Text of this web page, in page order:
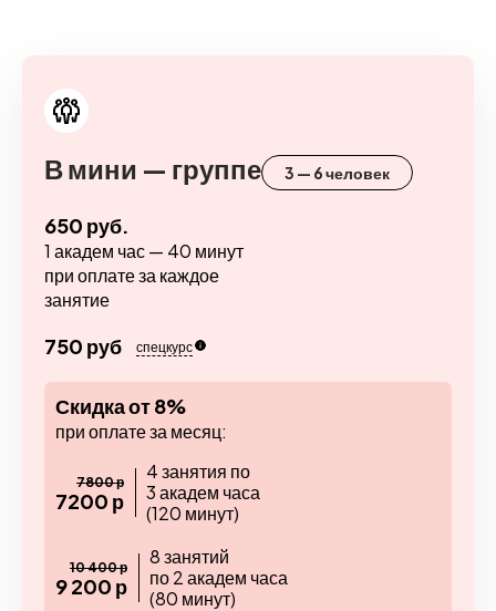
В мини — группе 3 — 6 человек
650 руб.
1 академ час — 40 минут
при оплате за каждое
занятие
750 руб спецкурс
Скидка от 8%
при оплате за месяц:
7800 р
7200 р
4 занятия по
3 академ часа
(120 минут)
10 400 р
9 200 р
8 занятий
по 2 академ часа
(80 минут)